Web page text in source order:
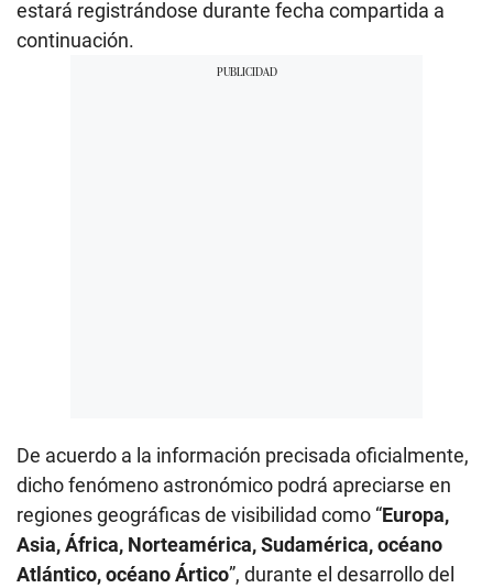
estará registrándose durante fecha compartida a
continuación.
De acuerdo a la información precisada oficialmente,
dicho fenómeno astronómico podrá apreciarse en
regiones geográficas de visibilidad como “Europa,
Asia, África, Norteamérica, Sudamérica, océano
Atlántico, océano Ártico”, durante el desarrollo del